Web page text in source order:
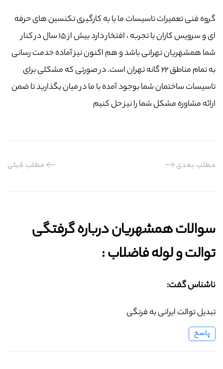
گروه فنی تعمیرات تاسیسات ما با به‌ کارگیری تکنسین های حرفه
ای و سرویس کاران با تجربه ، افتخار دارد بیش از ۱۵ سال در کنار
شما همشهریان تهرانی باشد و هم اکنون نیز آماده خدمت رسانی
به تمام مناطق ۲۲ گانه تهران است. در صورتی که مشکلی برای
تاسیسات ساختمان شما بوجود آمده با ما در میان بگذارید تا ضمن
ارائه مشاوره مشکل شما را نیز حل کنیم
مطلب قبلی مطلب بعدی
سوالات همشهریان درباره گرفتگی
توالت و لوله فاضلاب :‌
ناشناس گفت:
تبدیل توالت ایرانی به فرنگی
پاسخ